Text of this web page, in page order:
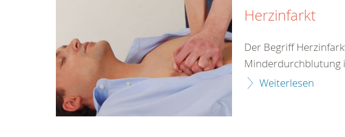
Herzinfarkt
Der Begriff
Minderdurchblutung
Weiterlesen